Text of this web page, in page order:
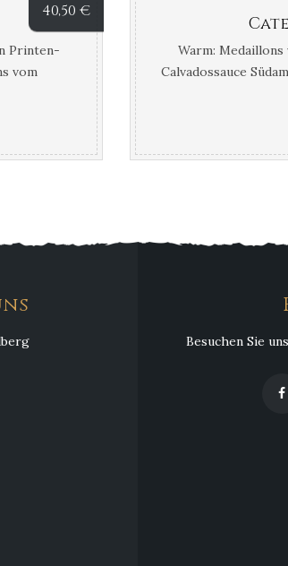
40,50 €
Printen-
vom
Salaten,
Warm:
Calvadossauce
Platte mit
Besuchen Sie